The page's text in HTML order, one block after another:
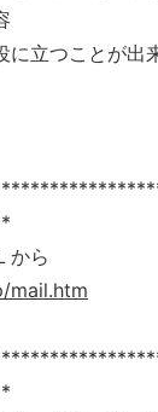
に立つことが出
から
mail.htm